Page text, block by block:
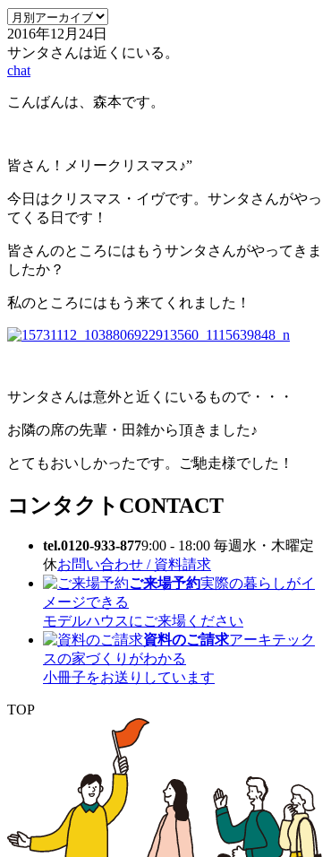
2016年12月24日
サンタさんは近くにいる。
chat
こんばんは、森本です。
皆さん！メリークリスマス♪”
今日はクリスマス・イヴです。サンタさんがやっ
てくる日です！
皆さんのところにはもうサンタさんがやってきま
したか？
私のところにはもう来てくれました！
サンタさんは意外と近くにいるもので・・・
お隣の席の先輩・田雑から頂きました♪
とてもおいしかったです。ご馳走様でした！
コンタクト CONTACT
tel.0120-933-8779:00 - 18:00 毎週水・木曜定
休お問い合わせ / 資料請求
ご来場予約実際の暮らしがイ
メージできる
モデルハウスにご来場ください
資料のご請求アーキテック
スの家づくりがわかる
小冊子をお送りしています
TOP